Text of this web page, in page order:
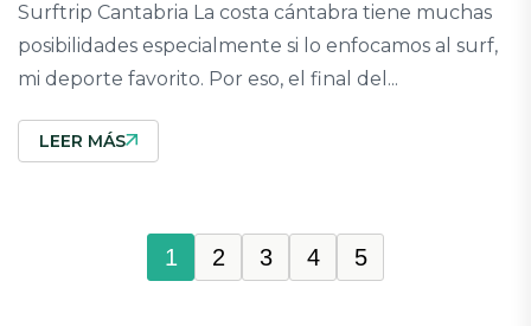
Surftrip Cantabria La costa cántabra tiene muchas
posibilidades especialmente si lo enfocamos al surf,
mi deporte favorito. Por eso, el final del...
LEER MÁS
1 2 3 4 5